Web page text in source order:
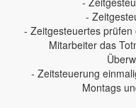
-
- Zeitgesteuertes
Mitarbeiter das
- Zeitsteuerung
Montags